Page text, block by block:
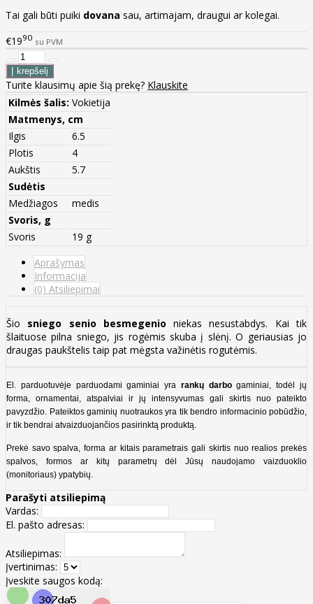
Tai gali būti puiki dovana sau, artimajam, draugui ar kolegai.
€1990 su PVM
Turite klausimų apie šią prekę? Klauskite
Kilmės šalis: Vokietija
Matmenys, cm
Ilgis
6.5
Plotis
4
Aukštis
5.7
Sudėtis
Medžiagos
medis
Svoris, g
Svoris
19 g
Aprašymas
Informacija
(0) Atsiliepimai
Šio sniego senio besmegenio niekas nesustabdys. Kai tik
šlaituose pilna sniego, jis rogėmis skuba į slėnį. O geriausias jo
draugas paukštelis taip pat mėgsta važinėtis rogutėmis.
El. parduotuvėje parduodami gaminiai yra rankų darbogaminiai, todėl jų
forma, ornamentai, atspalviai ir jų intensyvumas gali skirtis nuo pateikto
pavyzdžio. Pateiktos gaminių nuotraukos yra tik bendro informacinio pobūdžio,
ir tik bendrai atvaizduojančios pasirinktą produktą.
Prekė savo spalva, forma ar kitais parametrais gali skirtis nuo realios prekės
spalvos, formos ar kitų parametrų dėl Jūsų naudojamo vaizduoklio
(monitoriaus) ypatybių.
Parašyti atsiliepimą
Vardas:
El. pašto adresas:
Atsiliepimas:
Įvertinimas:
Įveskite saugos kodą: